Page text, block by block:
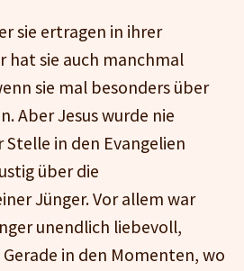
sie ertragen in ihrer
hat sie auch manchmal
sie mal besonders über
Aber Jesus wurde nie
in den Evangelien
über die
Jünger. Vor allem war
unendlich liebevoll,
in den Momenten, wo